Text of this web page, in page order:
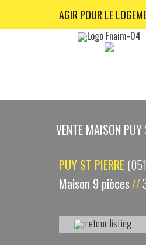
AGIR POUR LE
VENTE MAISON
PUY ST PIERRE
Maison 9 pièces //
retour listing